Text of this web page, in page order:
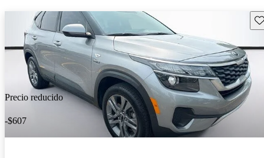
Precio reducido
-$607